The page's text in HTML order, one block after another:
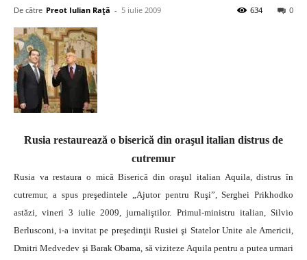
De către Preot Iulian Raţă - 5 iulie 2009 0
634
Rusia restaurează o biserică din oraşul italian distrus de
cutremur
Rusia va restaura o mică Biserică din oraşul italian Aquila, distrus în
cutremur, a spus preşedintele „Ajutor pentru Ruşi”, Serghei Prikhodko
astăzi, vineri 3 iulie 2009, jurnaliştilor. Primul-ministru italian, Silvio
Berlusconi, i-a invitat pe preşedinţii Rusiei şi Statelor Unite ale Americii,
Dmitri Medvedev şi Barak Obama, să viziteze Aquila pentru a putea urmari